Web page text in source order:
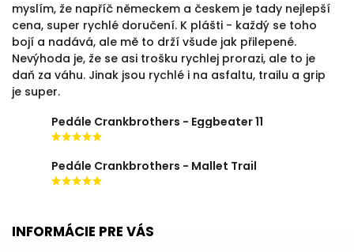
myslím, že napříč německem a českem je tady nejlepší
cena, super rychlé doručení. K plášti - každý se toho
bojí a nadává, ale mě to drží všude jak přilepené.
Nevýhoda je, že se asi trošku rychlej prorazi, ale to je
daň za váhu. Jinak jsou rychlé i na asfaltu, trailu a grip
je super.
Pedále Crankbrothers - Eggbeater 11
Pedále Crankbrothers - Mallet Trail
INFORMÁCIE PRE VÁS